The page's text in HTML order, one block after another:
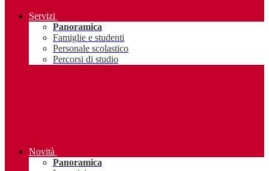
Servizi
Panoramica
Famiglie e studenti
Personale scolastico
Percorsi di studio
Novità
Panoramica